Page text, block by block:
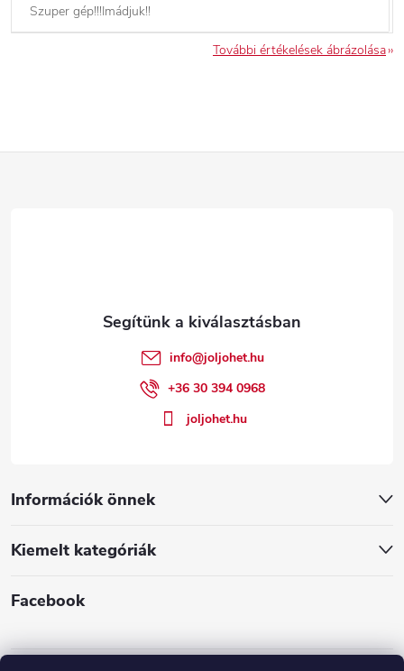
Szuper gép!!!Imádjuk!!
További értékelések ábrázolása
Információk önnek
Kiemelt kategóriák
Facebook
info@joljohet.hu
+36 30 394 0968
joljohet.hu